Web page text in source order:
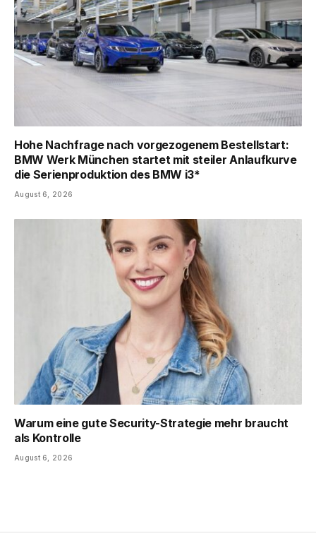
Hohe Nachfrage nach vorgezogenem Bestellstart:
BMW Werk München startet mit steiler Anlaufkurve
die Serienproduktion des BMW i3*
August 6, 2026
Warum eine gute Security-Strategie mehr braucht
als Kontrolle
August 6, 2026